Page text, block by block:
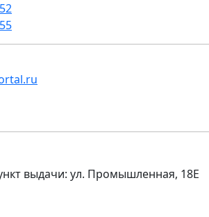
выдачи: ул. Промышленная, 18Е